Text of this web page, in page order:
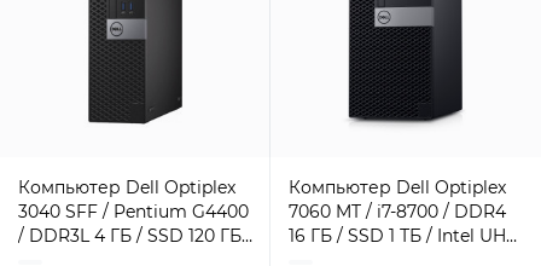
Компьютер Dell Optiplex
3040 SFF / Pentium G4400
/ DDR3L 4 ГБ / SSD 120 ГБ /
Компьютер Dell Optiplex
7060 MT / i7-8700 / DDR4
16 ГБ / SSD 1 ТБ / Intel UHD